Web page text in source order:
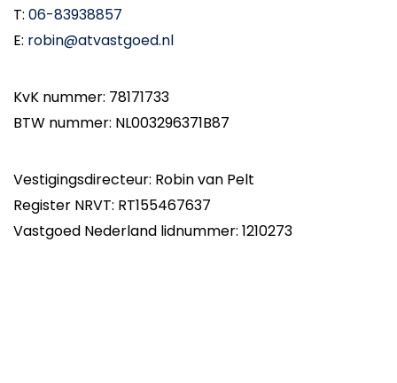
T: 06-83938857
E: robin@atvastgoed.nl
KvK nummer: 78171733
BTW nummer: NL003296371B87
Vestigingsdirecteur: Robin van Pelt
Register NRVT: RT155467637
Vastgoed Nederland lidnummer: 1210273